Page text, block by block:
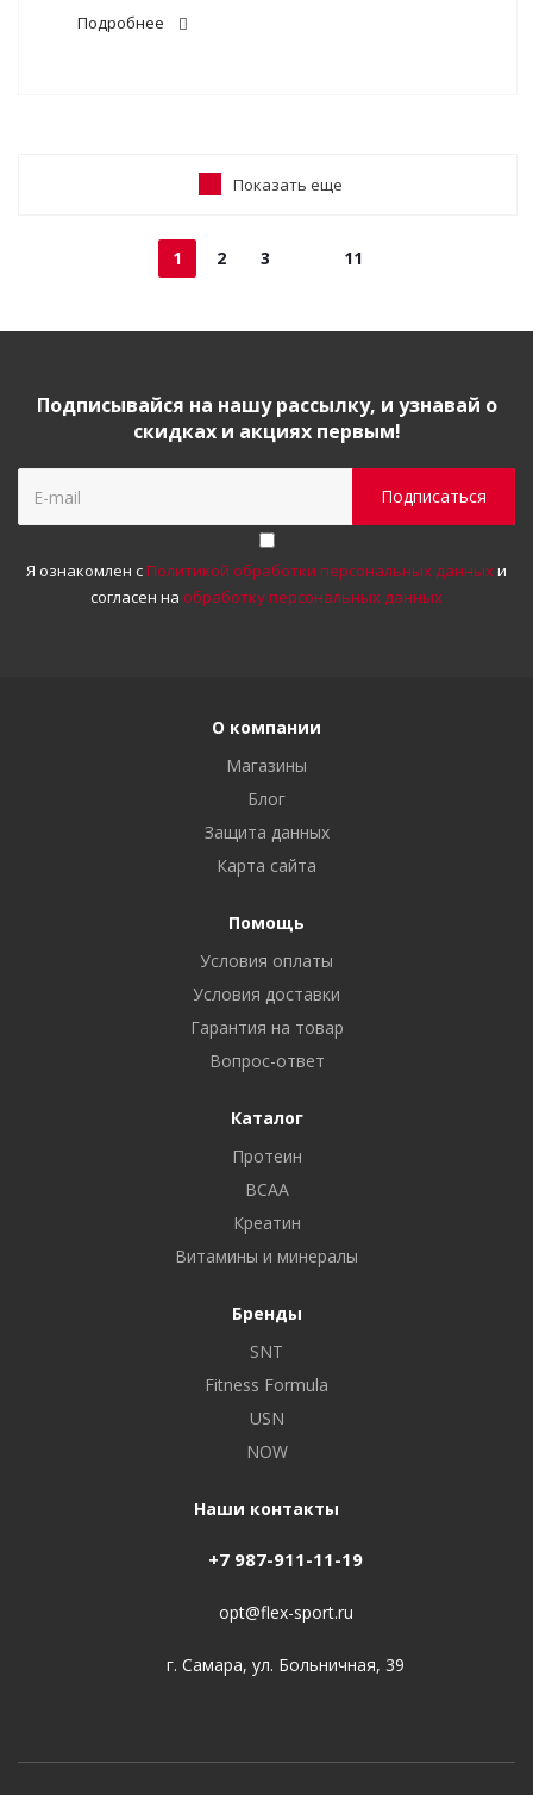
Подробнее
Показать еще
1 2 3 11
Подписывайся на нашу рассылку, и узнавай о
скидках и акциях первым!
Я ознакомлен с Политикой обработки персональных данныхи
согласен на обработку персональных данных
О компании
Магазины
Блог
Защита данных
Карта сайта
Помощь
Условия оплаты
Условия доставки
Гарантия на товар
Вопрос-ответ
Каталог
Протеин
BCAA
Креатин
Витамины и минералы
Бренды
SNT
Fitness Formula
USN
NOW
Наши контакты
+7 987-911-11-19
opt@flex-sport.ru
г. Самара, ул. Больничная, 39